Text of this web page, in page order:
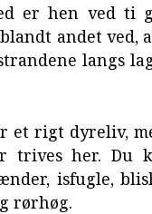
er hen ved ti
andet ved,
langs
et rigt dyreliv,
trives her. Du
isfugle,
rørhøg.